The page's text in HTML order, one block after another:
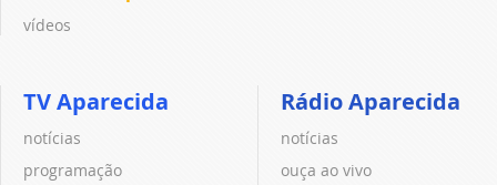
vídeos
TV Aparecida
notícias
programação
Rádio Aparecida
notícias
ouça ao vivo